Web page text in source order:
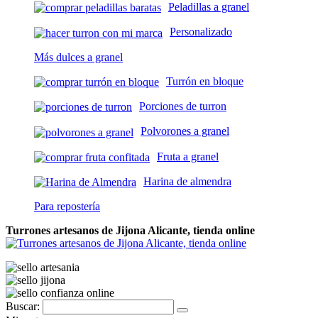
Peladillas a granel
Personalizado
Más dulces a granel
Turrón en bloque
Porciones de turron
Polvorones a granel
Fruta a granel
Harina de almendra
Para repostería
Turrones artesanos de Jijona Alicante, tienda online
Buscar: